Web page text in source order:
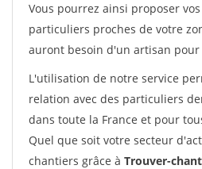
Vous pourrez ainsi proposer
particuliers proches de votre
auront besoin d'un artisan
L'utilisation de notre service
relation avec des particuliers
dans toute la France et pour
Quel que soit votre secteur
chantiers grâce à Trouver-